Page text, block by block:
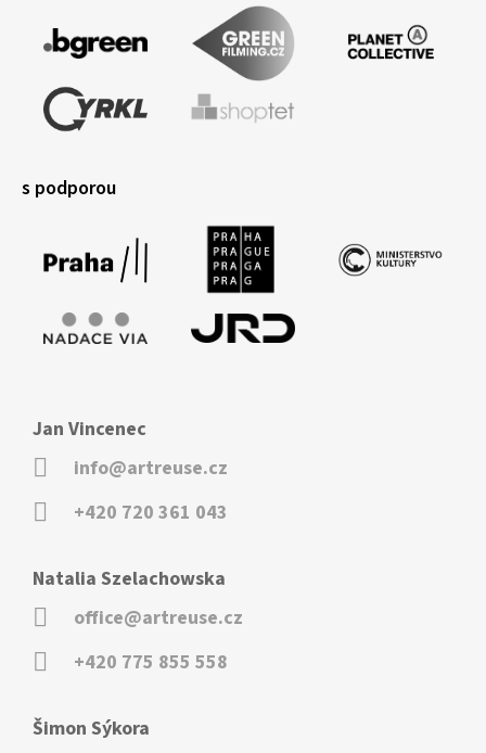
s podporou
Jan Vincenec
info@artreuse.cz
+420 720 361 043
Natalia Szelachowska
office@artreuse.cz
+420 775 855 558
Šimon Sýkora